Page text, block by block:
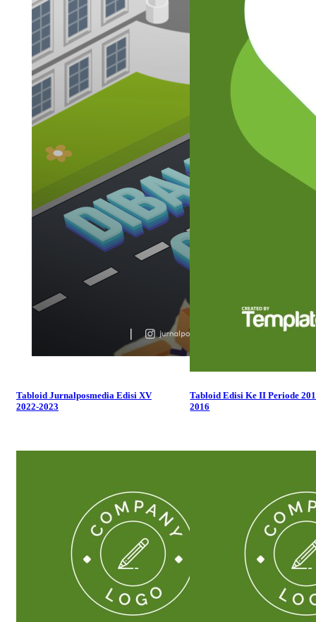
Tabloid Jurnalposmedia Edisi XV
2022-2023
Tabloid Edisi Ke II Periode
2016